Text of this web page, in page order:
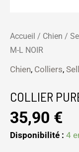
Accueil / Chien /
M-L NOIR
Chien, Colliers,
COLLIER
35,90 €
Disponibilité : 4